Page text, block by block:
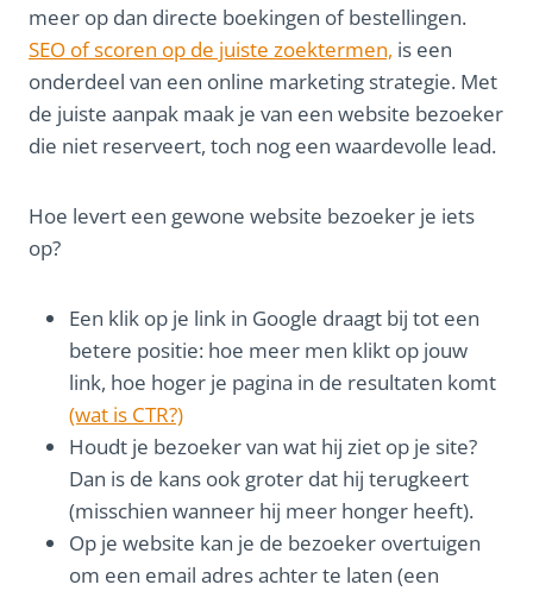
meer op dan directe boekingen of bestellingen.
SEO of scoren op de juiste zoektermen, is een
onderdeel van een online marketing strategie. Met
de juiste aanpak maak je van een website bezoeker
die niet reserveert, toch nog een waardevolle lead.
Hoe levert een gewone website bezoeker je iets
op?
Een klik op je link in Google draagt bij tot een
betere positie: hoe meer men klikt op jouw
link, hoe hoger je pagina in de resultaten komt
(wat is CTR?)
Houdt je bezoeker van wat hij ziet op je site?
Dan is de kans ook groter dat hij terugkeert
(misschien wanneer hij meer honger heeft).
Op je website kan je de bezoeker overtuigen
om een email adres achter te laten (een